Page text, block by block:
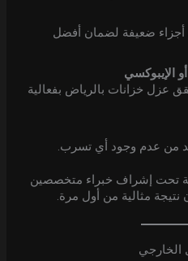
أجزاء ضعيفة لضمان أفضل
الإيبوكسي
عزل خزانات بالرياض بفعالية
من عدم وجود أي تسرب.
تحت إشراف خبراء متخصصين
نتيجة مثالية من أول مرة.
الخارجي